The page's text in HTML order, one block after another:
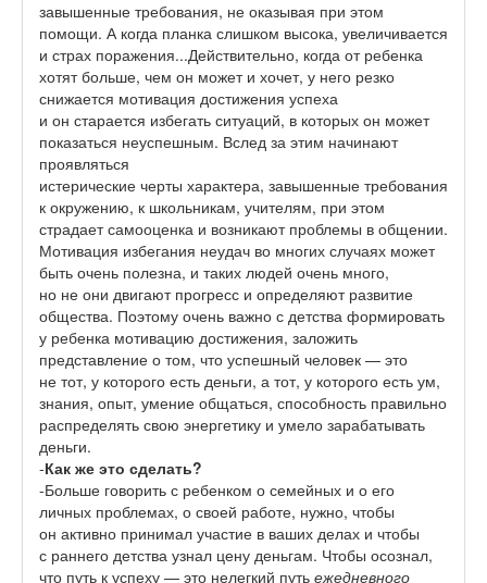
завышенные требования, не оказывая при этом
помощи. А когда планка слишком высока, увеличивается
и страх поражения...Действительно, когда от ребенка
хотят больше, чем он может и хочет, у него резко
снижается мотивация достижения успеха
и он старается избегать ситуаций, в которых он может
показаться неуспешным. Вслед за этим начинают
проявляться
истерические черты характера, завышенные требования
к окружению, к школьникам, учителям, при этом
страдает самооценка и возникают проблемы в общении.
Мотивация избегания неудач во многих случаях может
быть очень полезна, и таких людей очень много,
но не они двигают прогресс и определяют развитие
общества. Поэтому очень важно с детства формировать
у ребенка мотивацию достижения, заложить
представление о том, что успешный человек — это
не тот, у которого есть деньги, а тот, у которого есть ум,
знания, опыт, умение общаться, способность правильно
распределять свою энергетику и умело зарабатывать
деньги.
-Как же это сделать?
-Больше говорить с ребенком о семейных и о его
личных проблемах, о своей работе, нужно, чтобы
он активно принимал участие в ваших делах и чтобы
с раннего детства узнал цену деньгам. Чтобы осознал,
что путь к успеху — это нелегкий путь ежедневного